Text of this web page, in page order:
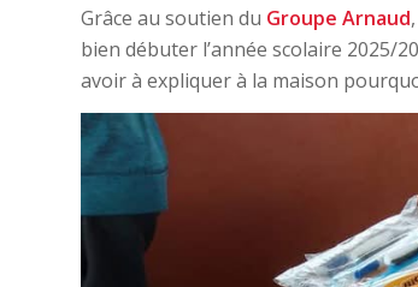
Grâce au soutien du Groupe Arnaud
bien débuter l’année scolaire 2025/
avoir à expliquer à la maison